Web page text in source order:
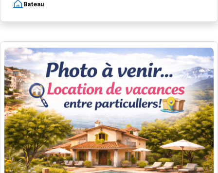
Bateau